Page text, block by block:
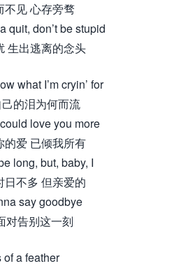
不见 心存旁骛
quit, don’t be stupid
生出逃离的念头
what I’m cryin’ for
的泪为何而流
love you more
的爱 已倾我所有
long, but, baby, I
日不多 但亲爱的
say goodbye
对告别这一刻
of a feather